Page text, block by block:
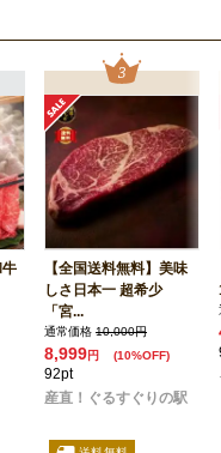
牛
【全国送料無料】美味
しさ日本一 超希少
「宮...
通常価格 10,000円
8,999円 (10%OFF)
92pt
産直！ぐるすぐりの駅